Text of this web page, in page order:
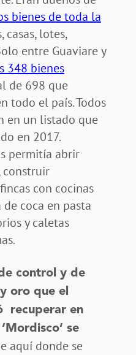
bienes de toda la
casas, lotes,
entre Guaviare y
348 bienes
de 698 que
todo el país. Todos
en un listado que
en 2017.
permitía abrir
construir
con cocinas
coca en pasta
y caletas
control y de
oro que el
recuperar en
se
aquí donde se